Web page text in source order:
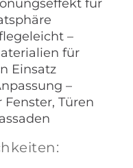
für
–
für
Einsatz
–
Türen